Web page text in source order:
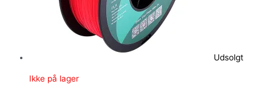
Udsolgt
Ikke på lager